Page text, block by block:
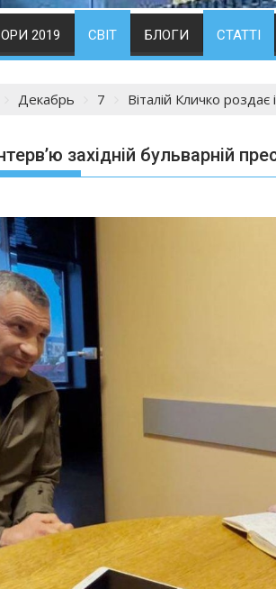
2019 СВІТ БЛОГИ СТАТТІ
Декабрь 7 Віталій Кличко роздає
західній бульварній